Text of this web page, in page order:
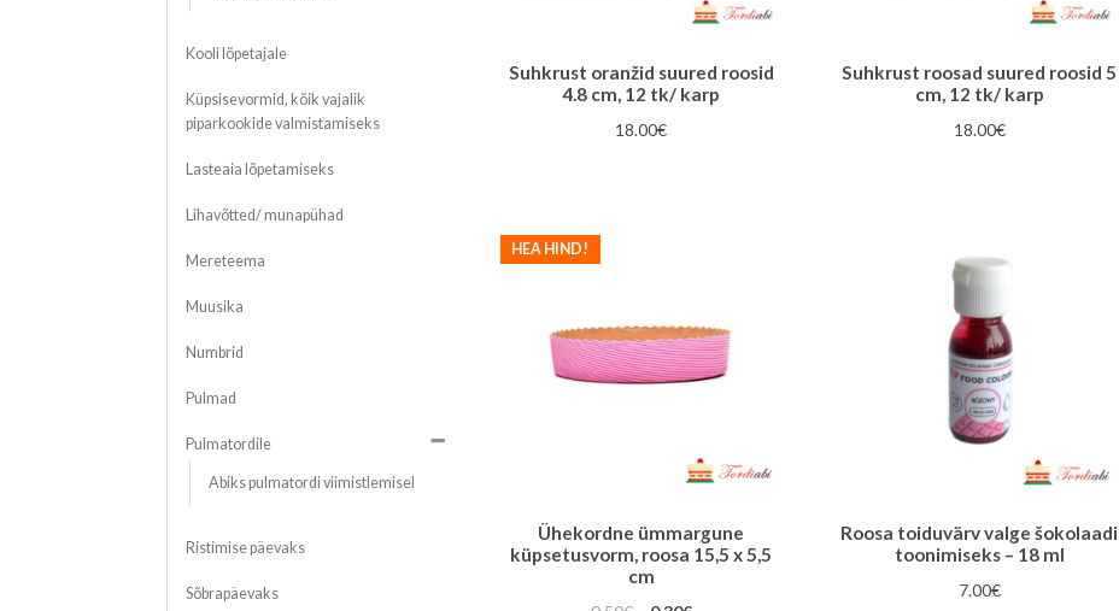
Suhkrust oranžid suured roosid
4.8 cm, 12 tk/ karp
18.00€
Suhkrust roosad suured roosid 5
cm, 12 tk/ karp
18.00€
Ühekordne ümmargune
küpsetusvorm, roosa 15,5 x 5,5
cm
HEA HIND!
Roosa toiduvärv valge šokolaadi
toonimiseks – 18 ml
7.00€
Kooli lõpetajale
Küpsisevormid, kõik vajalik
piparkookide valmistamiseks
Lasteaia lõpetamiseks
Lihavõtted/ munapühad
Mereteema
Muusika
Numbrid
Pulmad
Pulmatordile
Abiks pulmatordi viimistlemisel
Ristimise päevaks
Sõbrapäevaks